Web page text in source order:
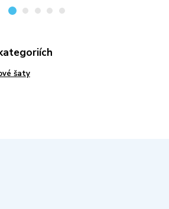
šaty